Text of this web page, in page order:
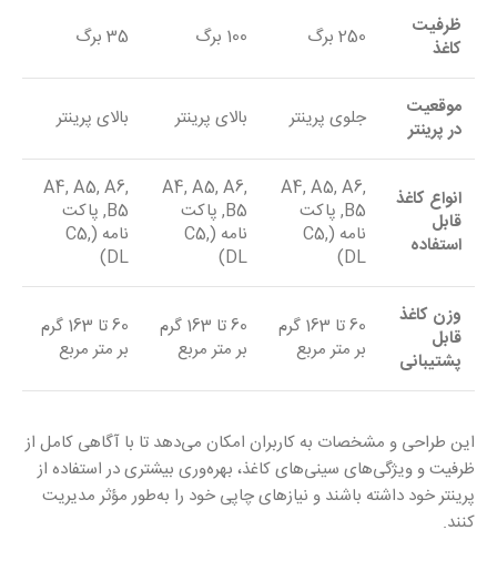
ظرفیت
کاغذ
250 برگ 100 برگ 35 برگ
موقعیت
در پرینتر
جلوی پرینتر بالای پرینتر بالای پرینتر
انواع کاغذ
قابل
استفاده
A4, A5, A6,
B5, پاکت
نامه (C5,
DL)
A4, A5, A6,
B5, پاکت
نامه (C5,
DL)
A4, A5, A6,
B5, پاکت
نامه (C5,
DL)
وزن کاغذ
قابل
پشتیبانی
60 تا 163 گرم
بر متر مربع
60 تا 163 گرم
بر متر مربع
60 تا 163 گرم
بر متر مربع
این طراحی و مشخصات به کاربران امکان می‌دهد تا با آگاهی کامل از
ظرفیت و ویژگی‌های سینی‌های کاغذ، بهره‌وری بیشتری در استفاده از
پرینتر خود داشته باشند و نیازهای چاپی خود را به‌طور مؤثر مدیریت
کنند.